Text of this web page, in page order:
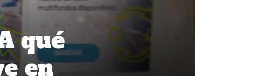
qué
en